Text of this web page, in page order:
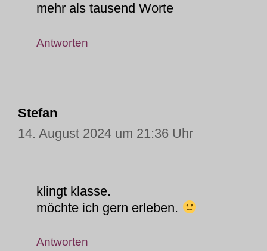
mehr als tausend Worte
Antworten
Stefan
14. August 2024 um 21:36 Uhr
klingt klasse.
möchte ich gern erleben.
Antworten